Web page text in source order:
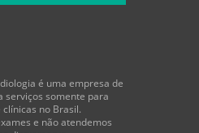
é uma empresa de
serviços somente para
clínicas no Brasil.
e não atendemos